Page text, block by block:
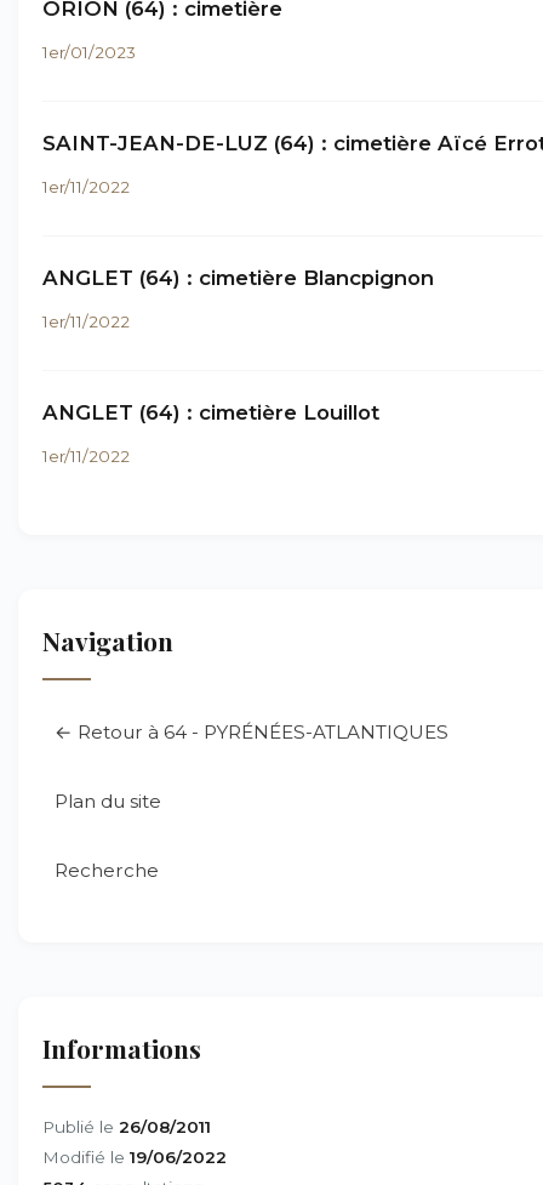
ORION (64) : cimetière
1er/01/2023
SAINT-JEAN-DE-LUZ (64) : cimetière Aïcé
1er/11/2022
ANGLET (64) : cimetière Blancpignon
1er/11/2022
ANGLET (64) : cimetière Louillot
1er/11/2022
Navigation
← Retour à 64 - PYRÉNÉES-ATLANTIQUES
Plan du site
Recherche
Informations
Publié le 26/08/2011
Modifié le 19/06/2022